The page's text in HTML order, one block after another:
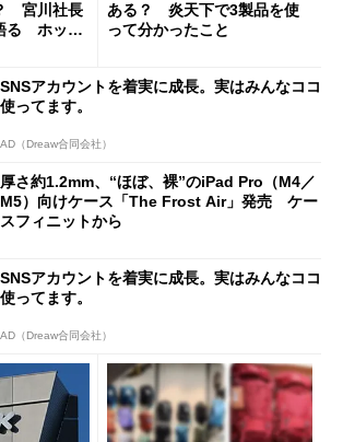
宮川社長
る ホッピ
ある？ 炎天下で3製品を使
って分かったこと
SNSアカウントを着実に成長。実はみんなココ
使ってます。
AD（Dreaw合同会社）
厚さ約1.2mm、“ほぼ、裸”のiPad Pro（M4／
M5）向けケース「The Frost Air」発売 ケー
スフィニットから
SNSアカウントを着実に成長。実はみんなココ
使ってます。
AD（Dreaw合同会社）